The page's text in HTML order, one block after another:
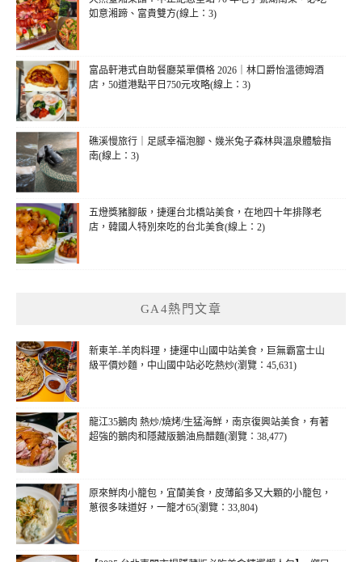
如意湘蹄、富貴雙方(線上：3)
富品軒港式自助餐廳菜單價格 2026｜林口爵怡溫德姆酒
店，50道港點平日750元攻略(線上：3)
礁溪慢旅行｜足感幸福泡腳、幾米兔子森林與溫泉體驗指
南(線上：3)
五燈獎豬腳飯，捷運台北橋站美食，在地四十年排隊老
店，韓國人特別來吃的台北美食(線上：2)
GA4熱門文章
新東羊-羊肉料理，捷運中山國中站美食，巨無霸富士山
級平價炒麵，中山國中站必吃熱炒(瀏覽：45,631)
龍江35鵝肉 熱炒/燒烤/生猛海鮮，南京復興站美食，有著
超強的鵝肉和隱藏版鵝油烏醋麵(瀏覽：38,477)
原來鮮肉小籠包，宜蘭美食，皮薄餡多又大顆的小籠包，
蔥很多味道好，一籠才65(瀏覽：33,804)